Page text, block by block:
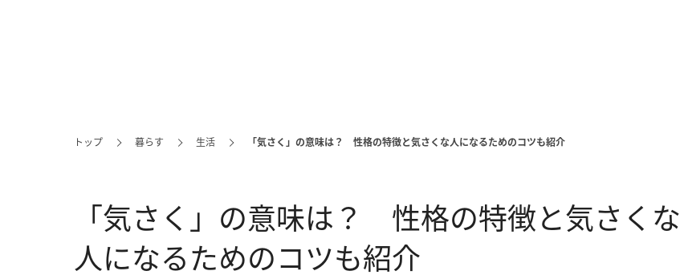
トップ 暮らす 生活 「気さく」の意味は？ 性格の特徴と気さくな人になるためのコツも紹介
「気さく」の意味は？ 性格の特徴と気さくな
人になるためのコツも紹介